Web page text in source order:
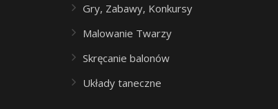
Gry, Zabawy, Konkursy
Malowanie Twarzy
Skręcanie balonów
Układy taneczne